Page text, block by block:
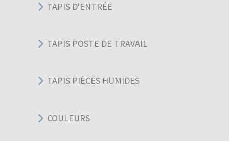
TAPIS D'ENTRÉE
TAPIS POSTE DE TRAVAIL
TAPIS PIÈCES HUMIDES
COULEURS